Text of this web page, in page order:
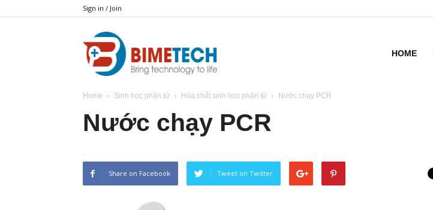
Sign in / Join
HOME
Home Sinh học phân tử Hóa chất sinh học phân tử Nước chạy PCR
Nước chạy PCR
Share on Facebook Tweet on Twitter